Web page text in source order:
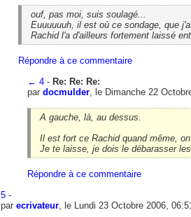
ouf, pas moi, suis soulagé...
Euuuuuuh, il est où ce sondage, que
Rachid l'a d'ailleurs fortement laissé
Répondre à ce commentaire
← 4 - Re: Re: Re:
pardocmulder, le Dimanche 22
A gauche, là, au dessus.
Il est fort ce Rachid quand même,
Je te laisse, je dois le débarasser
Répondre à ce commentaire
5-
par ecrivateur, le Lundi 23 Octobre 2006,